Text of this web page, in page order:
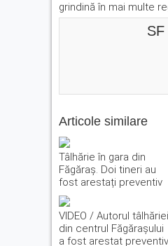
grindină în mai multe
SF
Articole similare
Tâlhărie în gara din
Făgăraș. Doi tineri au
fost arestați preventiv
VIDEO / Autorul tâlhăriei
din centrul Făgărașului
a fost arestat preventiv